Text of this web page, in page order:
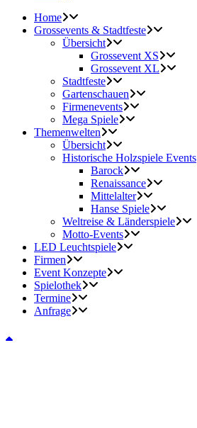
Home
Grossevents & Stadtfeste
Übersicht
Grossevent XS
Grossevent XL
Stadtfeste
Gartenschauen
Firmenevents
Mega Spiele
Themenwelten
Übersicht
Historische Holzspiele Events
Barock
Renaissance
Mittelalter
Hanse Spiele
Weltreise & Länderspiele
Motto-Events
LED Leuchtspiele
Firmen
Event Konzepte
Spielothek
Termine
Anfrage